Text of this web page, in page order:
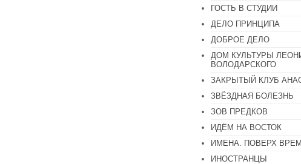
ГОСТЬ В СТУДИИ
ДЕЛО ПРИНЦИПА
ДОБРОЕ ДЕЛО
ДОМ КУЛЬТУРЫ
ВОЛОДАРСКОГО
ЗАКРЫТЫЙ КЛУБ
ЗВЁЗДНАЯ БОЛЕЗНЬ
ЗОВ ПРЕДКОВ
ИДЁМ НА ВОСТОК
ИМЕНА. ПОВЕРХ
ИНОСТРАНЦЫ